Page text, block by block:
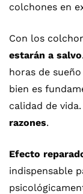
colchones en
Con los
estarán a salvo
horas de
bien es
calidad de vida.
razones.
Efecto
indispensable